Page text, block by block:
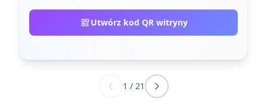
Utwórz kod QR witryny
1 / 21